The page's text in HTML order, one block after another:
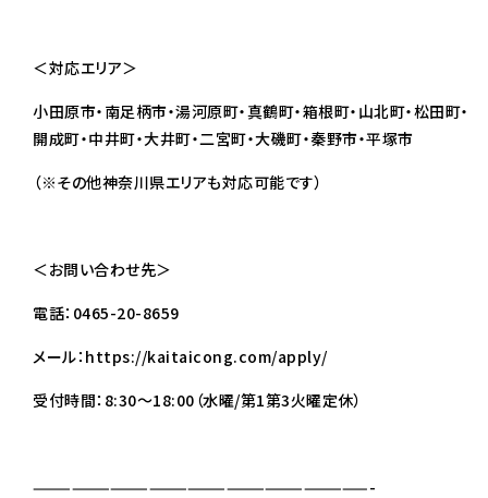
＜対応エリア＞
小田原市・南足柄市・湯河原町・真鶴町・箱根町・山北町・松田町・
開成町・中井町・大井町・二宮町・大磯町・秦野市・平塚市
（※その他神奈川県エリアも対応可能です）
＜お問い合わせ先＞
電話：0465-20-8659
メール： https://kaitaicong.com/apply/
受付時間：8:30～18:00（水曜/第1第3火曜定休）
——————————————————————————-